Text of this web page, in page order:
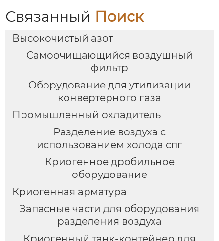
Связанный Поиск
Высокочистый азот
Самоочищающийся воздушный
фильтр
Оборудование для утилизации
конвертерного газа
Промышленный охладитель
Разделение воздуха с
использованием холода спг
Криогенное дробильное
оборудование
Криогенная арматура
Запасные части для оборудования
разделения воздуха
Криогенный танк-контейнер для